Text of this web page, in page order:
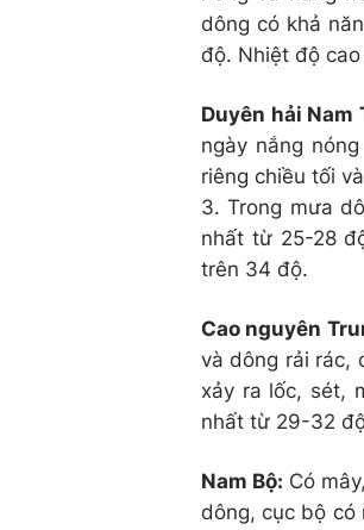
dông có khả
độ. Nhiệt độ
Duyên hải Nam
ngày nắng
riêng chiều tối
3. Trong mưa
nhất từ 25-28
trên 34 độ.
Cao nguyên
và dông rải rác,
xảy ra lốc, sét,
nhất từ 29-32
Nam Bộ: Có
dông, cục bộ có